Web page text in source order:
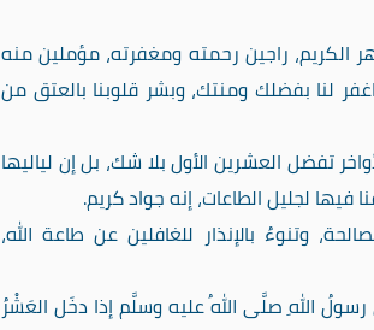
الكريم، راجين رحمته ومغفرته، مؤملين منه
لنا بفضلك ومنتك، وبشر قلوبنا بالعتق من
تفضل العشرين الأول بلا شك، بل إن لياليها
فيها لجليل الطاعات، إنه جواد كريم.
وتنوءُ بالإنذار للغافلين عن طاعة الله،
اللهِ صلَّى اللهُ عليه وسلَّم إذا دخَل العَشْرُ